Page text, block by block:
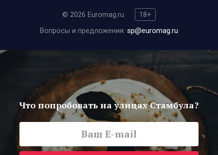
© 2026 Euromag.ru
18+
Вопросы и предложения: sp@euromag.ru
Что попробовать на улицах Стамбула?